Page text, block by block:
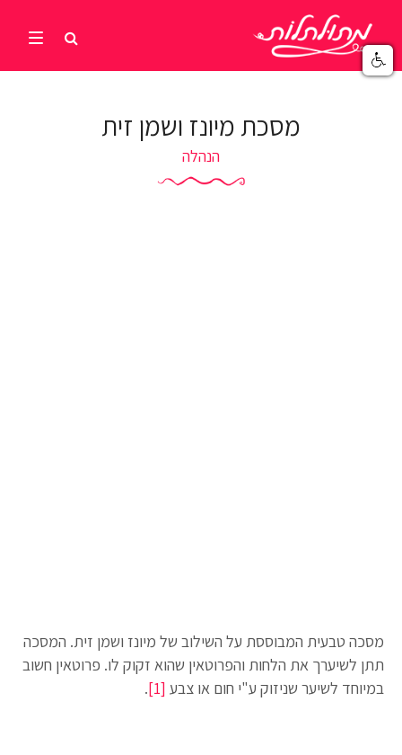
מסכת מיונז ושמן זית
הנהלה
מסכה טבעית המבוססת על השילוב של מיונז ושמן זית. המסכה
תתן לשיערך את הלחות והפרוטאין שהוא זקוק לו. פרוטאין חשוב
במיוחד לשיער שניזוק ע"י חום או צבע [1]
.